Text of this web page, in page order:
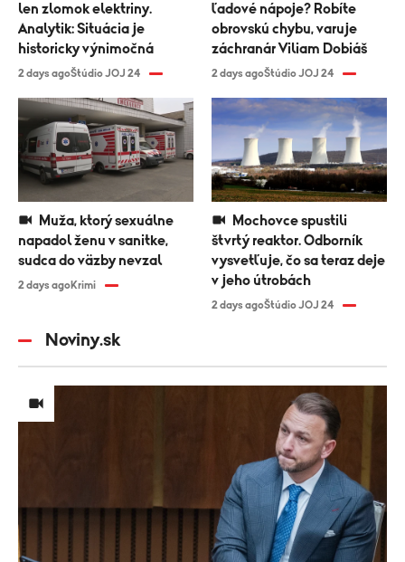
len zlomok elektriny.
Analytik: Situácia je
historicky výnimočná
2 days agoŠtúdio JOJ 24
ľadové nápoje? Robíte
obrovskú chybu, varuje
záchranár Viliam Dobiáš
2 days agoŠtúdio JOJ 24
napadol ženu v sanitke,
sudca do väzby nevzal
2 days agoKrimi
štvrtý reaktor. Odborník
vysvetľuje, čo sa teraz deje
v jeho útrobách
2 days agoŠtúdio JOJ 24
Noviny.sk